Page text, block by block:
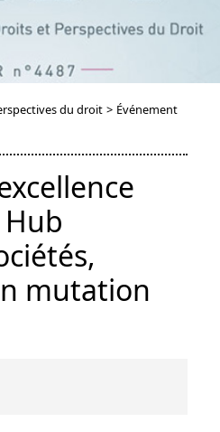
du droit > Événement
Hub
mutation